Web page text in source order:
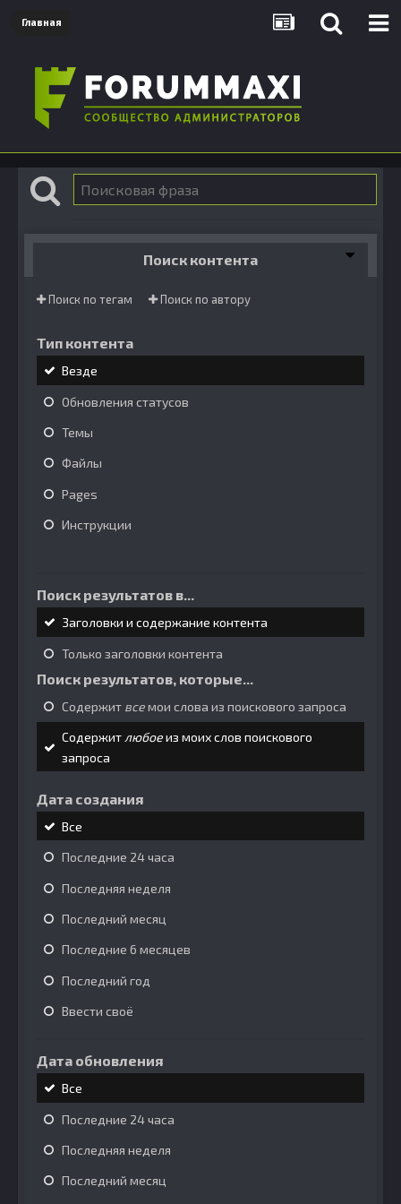
Главная
Поиск контента
Поиск по тегам Поиск по автору
Тип контента
Везде
Обновления статусов
Темы
Файлы
Pages
Инструкции
Поиск результатов в...
Заголовки и содержание контента
Только заголовки контента
Поиск результатов, которые...
Содержит всемои слова из поискового запроса
Содержитлюбоеиз моих слов поискового
запроса
Дата создания
Все
Последние 24 часа
Последняя неделя
Последний месяц
Последние 6 месяцев
Последний год
Ввести своё
Дата обновления
Все
Последние 24 часа
Последняя неделя
Последний месяц